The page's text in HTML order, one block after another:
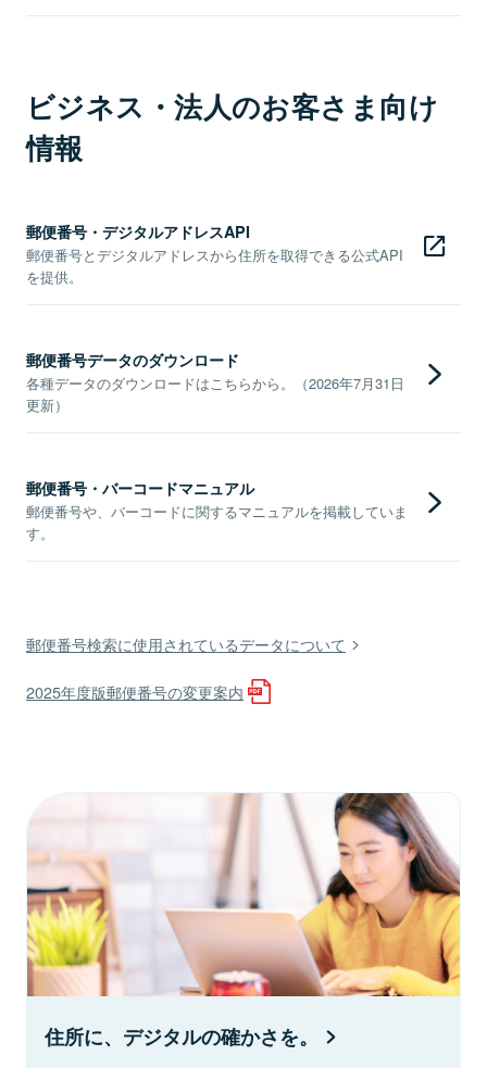
ビジネス・法人のお客さま向け
情報
郵便番号・デジタルアドレスAPI
郵便番号とデジタルアドレスから住所を取得できる公式API
を提供。
郵便番号データのダウンロード
各種データのダウンロードはこちらから。（2026年7月31日
更新）
郵便番号・バーコードマニュアル
郵便番号や、バーコードに関するマニュアルを掲載していま
す。
郵便番号検索に使用されているデータについて
2025年度版郵便番号の変更案内
住所に、デジタルの確かさを。